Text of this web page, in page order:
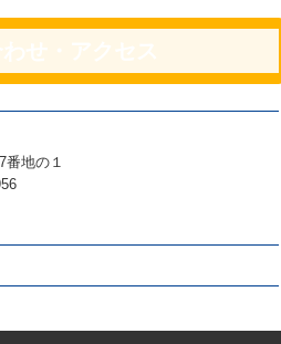
地の１